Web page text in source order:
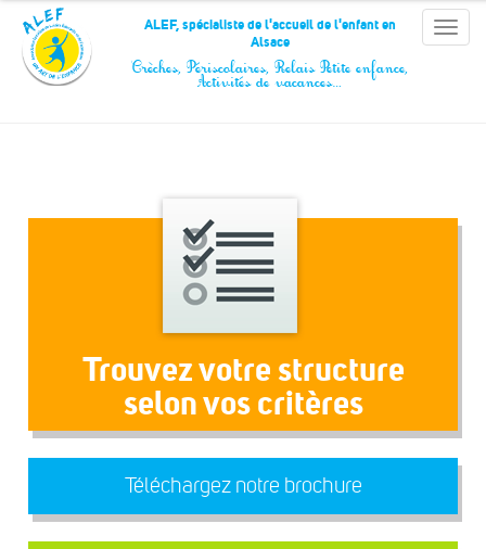
Panneau de gestion des cookies
Toggle
ALEF, spécialiste de l'accueil de l'enfant en
Alsace
Crèches, Périscolaires, Relais Petite enfance,
Activités de vacances…
Trouvez votre structure
selon vos critères
Téléchargez notre brochure